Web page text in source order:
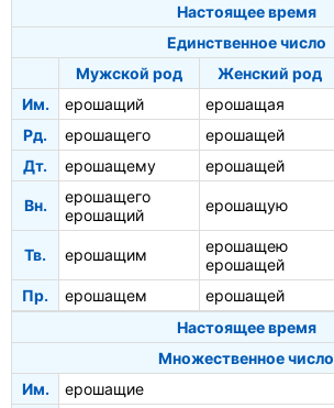
Настоящее время
Единственное число
Мужской род
Женский род
Им.
ерошащий ерошащая
Рд.
ерошащего ерошащей
Дт.
ерошащему ерошащей
Вн.
ерошащего
ерошащий
ерошащую
Тв. ерошащим
ерошащею
ерошащей
Пр. ерошащем ерошащей
Настоящее время
Множественное число
Им.
ерошащие